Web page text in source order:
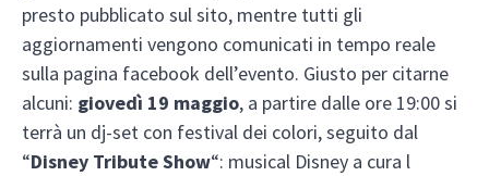
presto pubblicato sul sito, mentre tutti gli
aggiornamenti vengono comunicati in tempo reale
sulla pagina facebook dell’evento. Giusto per citarne
alcuni: giovedì 19 maggio, a partire dalle ore 19:00 si
terrà un dj-set con festival dei colori, seguito dal
“Disney Tribute Show“: musical Disney a cura l